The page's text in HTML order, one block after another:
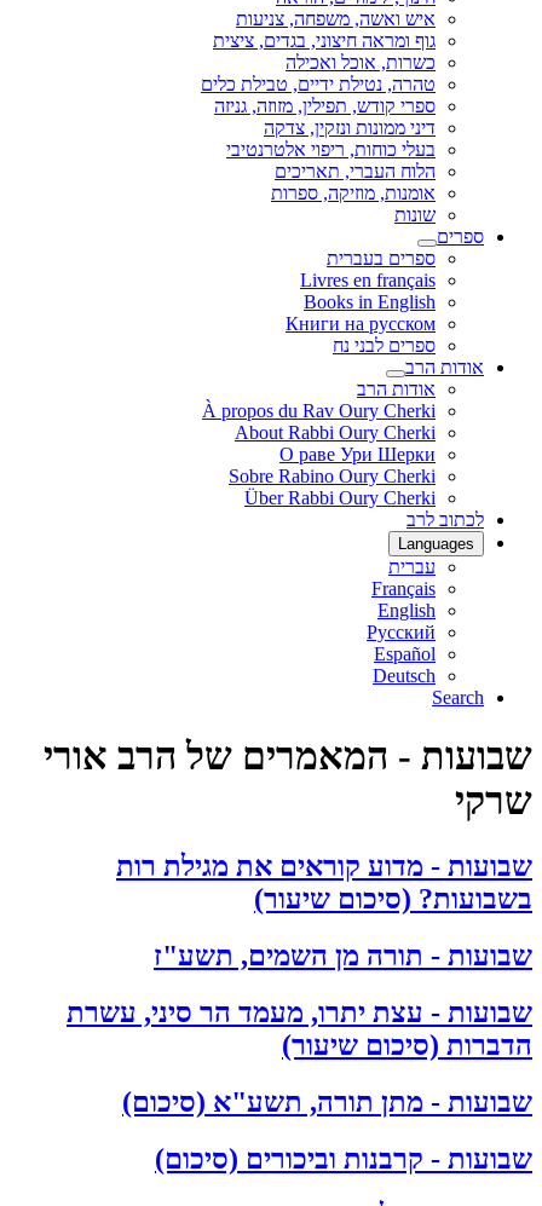
איש ואשה, משפחה, צניעות
גוף ומראה חיצוני, בגדים, ציצית
כשרות, אוכל ואכילה
טהרה, נטילת ידיים, טבילת כלים
ספרי קודש, תפילין, מזוזה, גניזה
דיני ממונות ונזקין, צדקה
בעלי כוחות, ריפוי אלטרנטיבי
הלוח העברי, תאריכים
אומנות, מוזיקה, ספרות
שונות
ספרים
ספרים בעברית
Livres en français
Books in English
Книги на русском
ספרים לבני נח
אודות הרב
אודות הרב
À propos du Rav Oury Cherki
About Rabbi Oury Cherki
О раве Ури Шерки
Sobre Rabino Oury Cherki
Über Rabbi Oury Cherki
לכתוב לרב
Languages
עברית
Français
English
Русский
Español
Deutsch
Search
שבועות - המאמרים של הרב אורי
שרקי
שבועות - מדוע קוראים את מגילת רות
בשבועות? (סיכום שיעור)
שבועות - תורה מן השמים, תשע"ז
שבועות - עצת יתרו, מעמד הר סיני, עשרת
הדברות (סיכום שיעור)
שבועות - מתן תורה, תשע"א (סיכום)
שבועות - קרבנות וביכורים (סיכום)